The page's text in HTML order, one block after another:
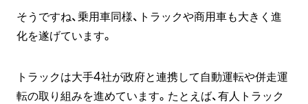
そうですね、乗用車同様、トラックや商用車も大きく進
化を遂げています。
トラックは大手4社が政府と連携して自動運転や併走運
転の取り組みを進めています。たとえば、有人トラック